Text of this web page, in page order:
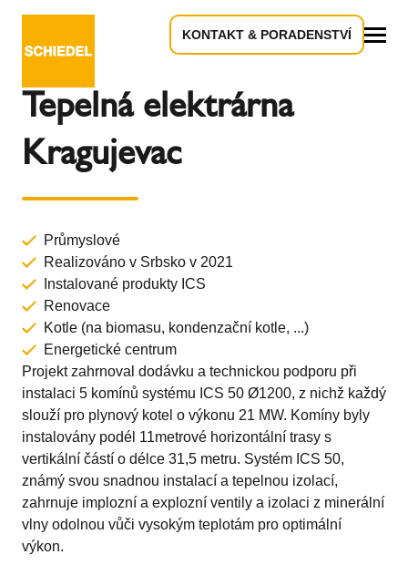
KONTAKT & PORADENSTVÍ
Tepelná elektrárna
Kragujevac
Průmyslové
Realizováno v Srbsko v 2021
Instalované produkty ICS
Renovace
Kotle (na biomasu, kondenzační kotle, ...)
Energetické centrum
Projekt zahrnoval dodávku a technickou podporu při
instalaci 5 komínů systému ICS 50 Ø1200, z nichž každý
slouží pro plynový kotel o výkonu 21 MW. Komíny byly
instalovány podél 11metrové horizontální trasy s
vertikální částí o délce 31,5 metru. Systém ICS 50,
známý svou snadnou instalací a tepelnou izolací,
zahrnuje implozní a explozní ventily a izolaci z minerální
vlny odolnou vůči vysokým teplotám pro optimální
výkon.